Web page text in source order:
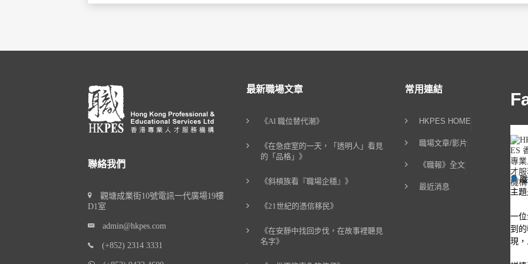
聯絡我們
觀塘成業街10號電訊一代廣場19樓
D1室
admin@hkpes.com
(+852) 2314 3331
最新職場文章
《AI 職位替代潮》
《在急症室的一天，「透明人」看見
的「品格」》
《斜槓族看『職場企穩』》
《21世紀的憑信移民》
《在安靜中找回步伐，在故事裡聽見
名字》
常用連結
HKPES HOME
職場文章/影片
《職報》全文
最近消息
主
一
到
現